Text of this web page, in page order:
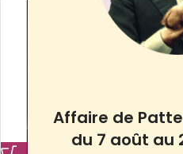
Affaire de
du 7 août au